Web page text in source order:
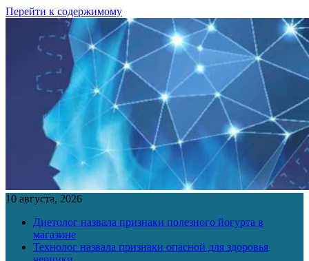
Перейти к содержимому
10 августа, 2026
Диетолог назвала признаки полезного йогурта в
магазине
Технолог назвала признаки опасной для здоровья